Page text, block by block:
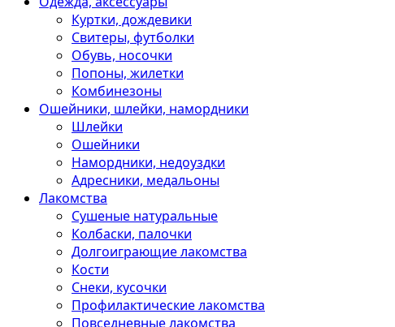
Куртки, дождевики
Свитеры, футболки
Обувь, носочки
Попоны, жилетки
Комбинезоны
Ошейники, шлейки, намордники
Шлейки
Ошейники
Намордники, недоуздки
Адресники, медальоны
Лакомства
Сушеные натуральные
Колбаски, палочки
Долгоиграющие лакомства
Кости
Снеки, кусочки
Профилактические лакомства
Повседневные лакомства